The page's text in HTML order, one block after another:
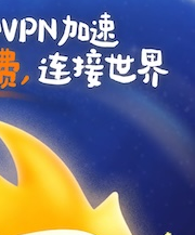
支持 [0] 反对[0]
支持[0] 反对